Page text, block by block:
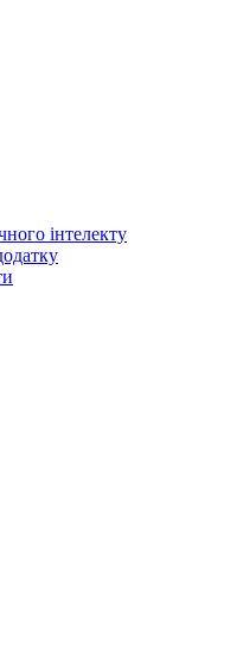
інтелекту